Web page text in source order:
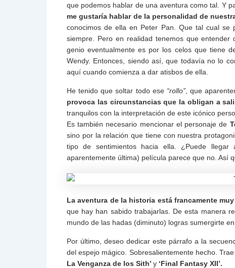
que podemos hablar de una aventura como tal. Y
me gustaría hablar de la personalidad de
conocimos de ella en Peter Pan. Que tal cual
siempre. Pero en realidad tenemos que
genio eventualmente es por los celos que tiene
Wendy. Entonces, siendo así, que todavía no lo
aquí cuando comienza a dar atisbos de ella.
He tenido que soltar todo ese“rollo”, que
provoca las circunstancias que la obligan a
tranquilos con la interpretación de este icónico
Es también necesario mencionar el personaje de
sino por la relación que tiene con nuestra
tipo de sentimientos hacia ella. ¿Puede
aparentemente última) película parece que no. Así
La aventura de la historia está francamente
que hay han sabido trabajarlas. De esta manera
mundo de las hadas (diminuto) logras sumergirte en
Por último, deseo dedicar este párrafo a la
del espejo mágico. Sobresalientemente hecho.
La Venganza de los Sith’ y ‘Final Fantasy XII’.